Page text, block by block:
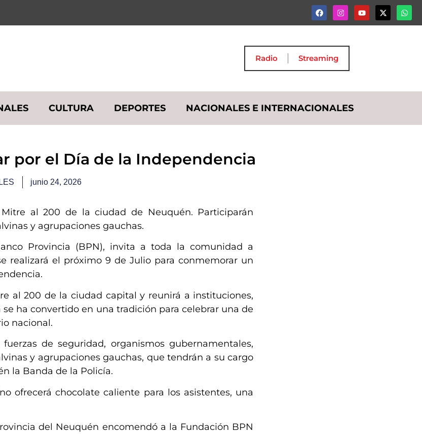
Radio Streaming
CULTURA DEPORTES NACIONALES E INTERNACIONALES
por el Día de la Independencia
junio 24, 2026
al 200 de la ciudad de Neuquén. Participarán
y agrupaciones gauchas.
Provincia (BPN), invita a toda la comunidad a
realizará el próximo 9 de Julio para conmemorar un
al 200 de la ciudad capital y reunirá a instituciones,
ha convertido en una tradición para celebrar una de
nacional.
de seguridad, organismos gubernamentales,
y agrupaciones gauchas, que tendrán a su cargo
la Banda de la Policía.
ofrecerá chocolate caliente para los asistentes, una
del Neuquén encomendó a la Fundación BPN